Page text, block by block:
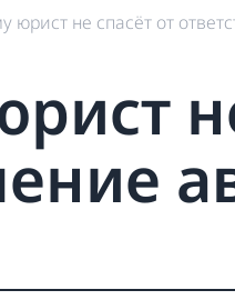
юрист не спасёт от